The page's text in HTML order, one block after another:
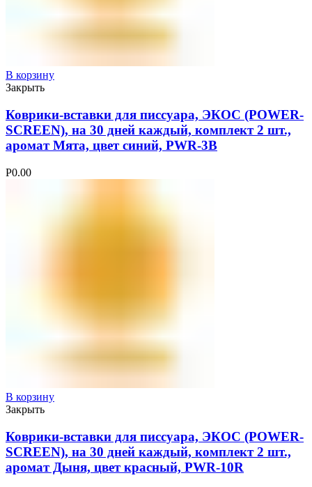
В корзину
Закрыть
Коврики-вставки для писсуара, ЭКОС (POWER-
SCREEN), на 30 дней каждый, комплект 2 шт.,
аромат Мята, цвет синий, PWR-3B
Р0.00
В корзину
Закрыть
Коврики-вставки для писсуара, ЭКОС (POWER-
SCREEN), на 30 дней каждый, комплект 2 шт.,
аромат Дыня, цвет красный, PWR-10R